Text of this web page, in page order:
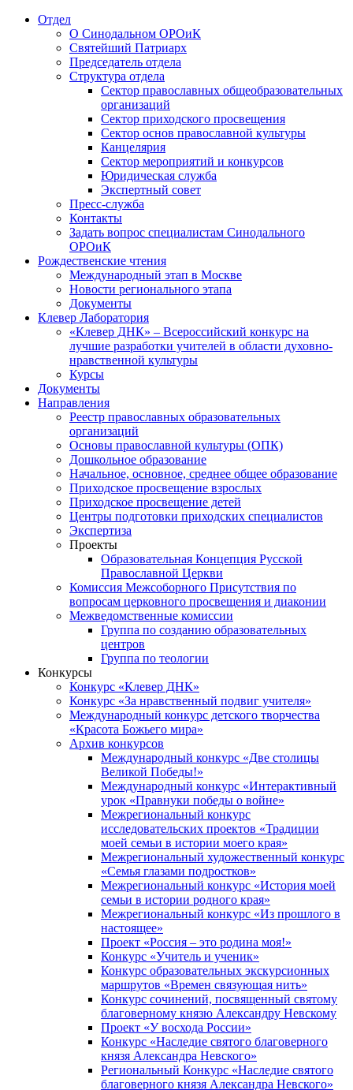
Отдел
О Синодальном ОРОиК
Святейший Патриарх
Председатель отдела
Структура отдела
Сектор православных общеобразовательных
организаций
Сектор приходского просвещения
Сектор основ православной культуры
Канцелярия
Сектор мероприятий и конкурсов
Юридическая служба
Экспертный совет
Пресс-служба
Контакты
Задать вопрос специалистам Синодального
ОРОиК
Рождественские чтения
Международный этап в Москве
Новости регионального этапа
Документы
Клевер Лаборатория
«Клевер ДНК» – Всероссийский конкурс на
лучшие разработки учителей в области духовно-
нравственной культуры
Курсы
Документы
Направления
Реестр православных образовательных
организаций
Основы православной культуры (ОПК)
Дошкольное образование
Начальное, основное, среднее общее образование
Приходское просвещение взрослых
Приходское просвещение детей
Центры подготовки приходских специалистов
Экспертиза
Проекты
Образовательная Концепция Русской
Православной Церкви
Комиссия Межсоборного Присутствия по
вопросам церковного просвещения и диаконии
Межведомственные комиссии
Группа по созданию образовательных
центров
Группа по теологии
Конкурсы
Конкурс «Клевер ДНК»
Конкурс «За нравственный подвиг учителя»
Международный конкурс детского творчества
«Красота Божьего мира»
Архив конкурсов
Международный конкурс «Две столицы
Великой Победы!»
Международный конкурс «Интерактивный
урок «Правнуки победы о войне»
Межрегиональный конкурс
исследовательских проектов «Традиции
моей семьи в истории моего края»
Межрегиональный художественный конкурс
«Семья глазами подростков»
Межрегиональный конкурс «История моей
семьи в истории родного края»
Межрегиональный конкурс «Из прошлого в
настоящее»
Проект «Россия – это родина моя!»
Конкурс «Учитель и ученик»
Конкурс образовательных экскурсионных
маршрутов «Времен связующая нить»
Конкурс сочинений, посвященный святому
благоверному князю Александру Невскому
Проект «У восхода России»
Конкурс «Наследие святого благоверного
князя Александра Невского»
Региональный Конкурс «Наследие святого
благоверного князя Александра Невского»